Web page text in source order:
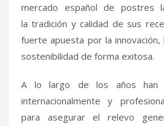
mercado español de postres
la tradición y calidad de sus
fuerte apuesta por la innovación,
sostenibilidad de forma exitosa.
A lo largo de los años han
internacionalmente y
para asegurar el relevo